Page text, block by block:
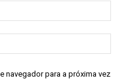
navegador para a próxima vez